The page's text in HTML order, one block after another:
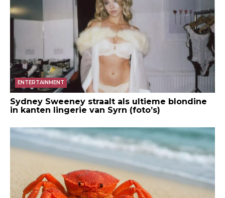
ENTERTAINMENT
Sydney Sweeney straalt als ultieme blondine
in kanten lingerie van Syrn (foto’s)